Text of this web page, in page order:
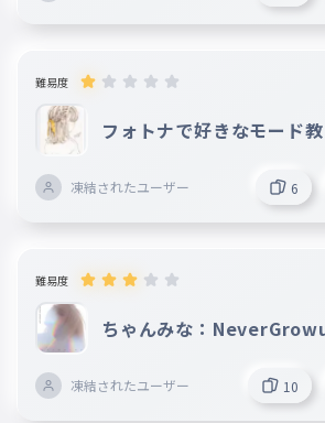
難易度
フォトナで好きなモード
凍結されたユーザー 6
難易度
ちゃんみな：
凍結されたユーザー 10